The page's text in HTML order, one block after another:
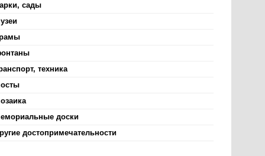
сады
техника
доски
достопримечательности